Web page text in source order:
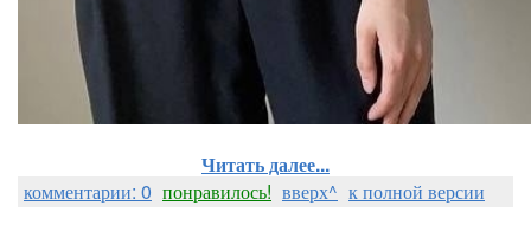
Читать далее...
комментарии: 0 понравилось! вверх^ к полной версии